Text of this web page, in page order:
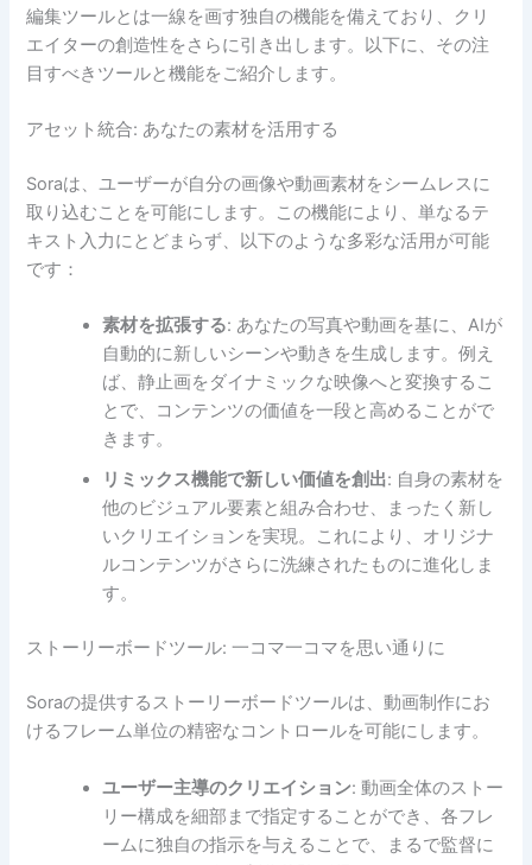
編集ツールとは一線を画す独自の機能を備えており、クリ
エイターの創造性をさらに引き出します。以下に、その注
目すべきツールと機能をご紹介します。
アセット統合: あなたの素材を活用する
Soraは、ユーザーが自分の画像や動画素材をシームレスに
取り込むことを可能にします。この機能により、単なるテ
キスト入力にとどまらず、以下のような多彩な活用が可能
です：
素材を拡張する: あなたの写真や動画を基に、AIが
自動的に新しいシーンや動きを生成します。例え
ば、静止画をダイナミックな映像へと変換するこ
とで、コンテンツの価値を一段と高めることがで
きます。
リミックス機能で新しい価値を創出: 自身の素材を
他のビジュアル要素と組み合わせ、まったく新し
いクリエイションを実現。これにより、オリジナ
ルコンテンツがさらに洗練されたものに進化しま
す。
ストーリーボードツール: 一コマ一コマを思い通りに
Soraの提供するストーリーボードツールは、動画制作にお
けるフレーム単位の精密なコントロールを可能にします。
ユーザー主導のクリエイション: 動画全体のストー
リー構成を細部まで指定することができ、各フレ
ームに独自の指示を与えることで、まるで監督に